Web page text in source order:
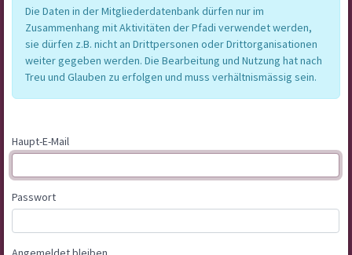
Die Daten in der Mitgliederdatenbank dürfen nur im
Zusammenhang mit Aktivitäten der Pfadi verwendet werden,
sie dürfen z.B. nicht an Drittpersonen oder Drittorganisationen
weiter gegeben werden. Die Bearbeitung und Nutzung hat nach
Treu und Glauben zu erfolgen und muss verhältnismässig sein.
Haupt-E-Mail
Passwort